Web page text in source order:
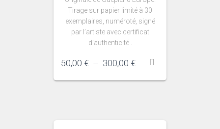
Tirage sur papier limité à 30
exemplaires, numéroté, signé
par l’artiste avec certificat
d’authenticité .
50,00 € – 300,00 €Plage
prix :